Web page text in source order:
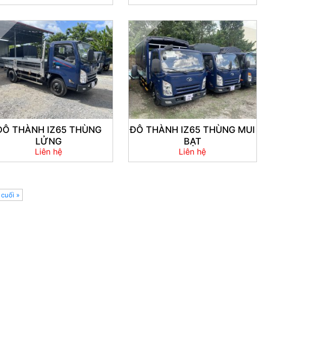
THÀNH IZ65 THÙNG
LỬNG
Liên hệ
ĐÔ THÀNH IZ65 THÙNG MUI
BẠT
Liên hệ
»